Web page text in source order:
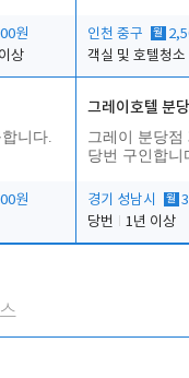
원
상
인천 중구 월
객실 및 호텔청소
니다.
원
그레이호텔 분
그레이 분당점
당번 구인합니
경기 성남시 월
당번
1년 이상